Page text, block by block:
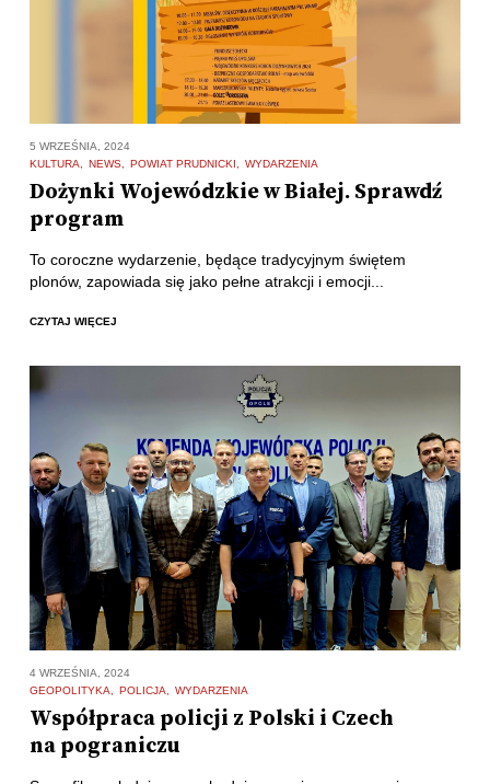
5 WRZEŚNIA, 2024
KULTURA
NEWS POWIAT PRUDNICKI WYDARZENIA
Dożynki Wojewódzkie w Białej. Sprawdź
program
To coroczne wydarzenie, będące tradycyjnym świętem
plonów, zapowiada się jako pełne atrakcji i emocji...
CZYTAJ WIĘCEJ
4 WRZEŚNIA, 2024
GEOPOLITYKA
POLICJA WYDARZENIA
Współpraca policji z Polski i Czech
na pograniczu